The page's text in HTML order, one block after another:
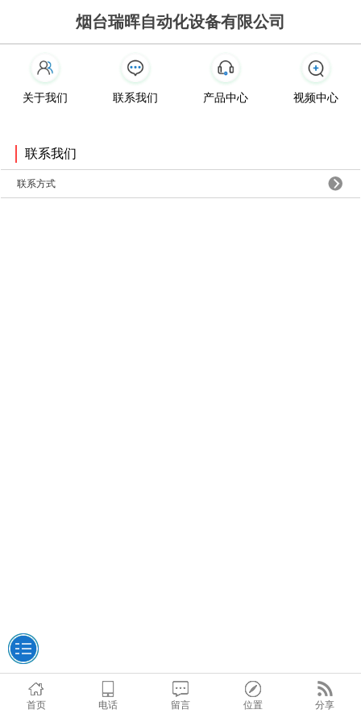
烟台瑞晖自动化设备有限公司
关于我们 联系我们 产品中心 视频中心
联系我们
联系方式
首页 电话 留言 位置 分享